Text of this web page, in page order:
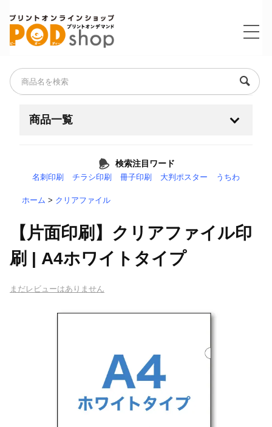
商品一覧
大判・ポスター・横断幕
為書き
検索注目ワード
名刺印刷 チラシ印刷 冊子印刷 大判ポスター うちわ
ホーム > クリアファイル
【片面印刷】クリアファイル印
刷 | A4ホワイトタイプ
まだレビューはありません